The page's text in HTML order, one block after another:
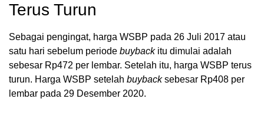
Terus Turun
Sebagai pengingat, harga WSBP pada 26 Juli 2017 atau
satu hari sebelum periode buybackitu dimulai adalah
sebesar Rp472 per lembar. Setelah itu, harga WSBP terus
turun. Harga WSBP setelah buybacksebesar Rp408 per
lembar pada 29 Desember 2020.